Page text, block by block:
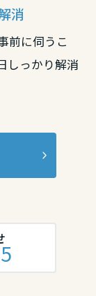
消
前に伺うこ
しっかり解消